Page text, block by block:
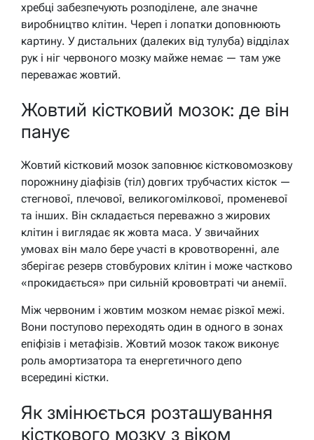
хребці забезпечують розподілене, але значне
виробництво клітин. Череп і лопатки доповнюють
картину. У дистальних (далеких від тулуба) відділах
рук і ніг червоного мозку майже немає — там уже
переважає жовтий.
Жовтий кістковий мозок: де він
панує
Жовтий кістковий мозок заповнює кістковомозкову
порожнину діафізів (тіл) довгих трубчастих кісток —
стегнової, плечової, великогомілкової, променевої
та інших. Він складається переважно з жирових
клітин і виглядає як жовта маса. У звичайних
умовах він мало бере участі в кровотворенні, але
зберігає резерв стовбурових клітин і може частково
«прокидається» при сильній крововтраті чи анемії.
Між червоним і жовтим мозком немає різкої межі.
Вони поступово переходять один в одного в зонах
епіфізів і метафізів. Жовтий мозок також виконує
роль амортизатора та енергетичного депо
всередині кістки.
Як змінюється розташування
кісткового мозку з віком